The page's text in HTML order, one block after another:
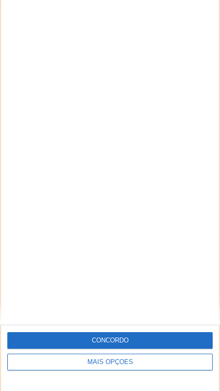
MAIS OPÇÕES
CONCORDO